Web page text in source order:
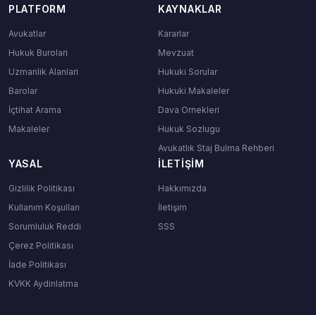
PLATFORM
Avukatlar
Hukuk Burolari
Uzmanlik Alanlari
Barolar
İçtihat Arama
Makaleler
KAYNAKLAR
Kararlar
Mevzuat
Hukuki Sorular
Hukuki Makaleler
Dava Ornekleri
Hukuk Sozlugu
Avukatlık Staj Bulma Rehberi
YASAL
Gizlilik Politikası
Kullanım Koşulları
Sorumluluk Reddi
Çerez Politikası
İade Politikası
KVKK Aydinlatma
İLETIŞIM
Hakkımızda
İletişim
SSS